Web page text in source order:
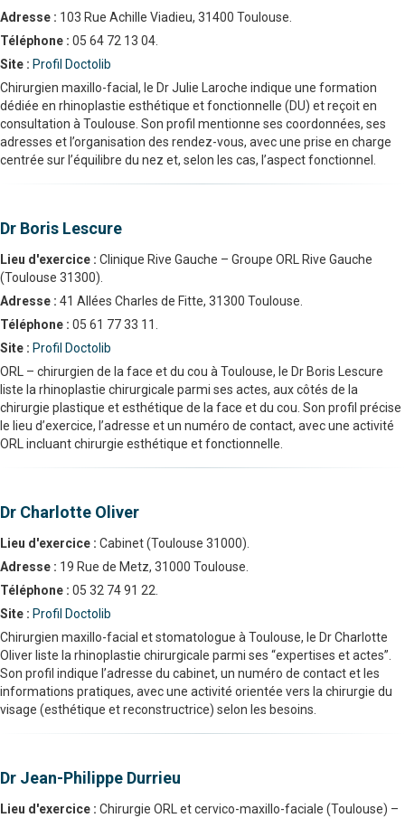
Adresse : 103 Rue Achille Viadieu, 31400 Toulouse.
Téléphone : 05 64 72 13 04.
Site : Profil Doctolib
Chirurgien maxillo-facial, le Dr Julie Laroche indique une formation
dédiée en rhinoplastie esthétique et fonctionnelle (DU) et reçoit en
consultation à Toulouse. Son profil mentionne ses coordonnées, ses
adresses et l’organisation des rendez-vous, avec une prise en charge
centrée sur l’équilibre du nez et, selon les cas, l’aspect fonctionnel.
Dr Boris Lescure
Lieu d'exercice : Clinique Rive Gauche – Groupe ORL Rive Gauche
(Toulouse 31300).
Adresse : 41 Allées Charles de Fitte, 31300 Toulouse.
Téléphone : 05 61 77 33 11.
Site : Profil Doctolib
ORL – chirurgien de la face et du cou à Toulouse, le Dr Boris Lescure
liste la rhinoplastie chirurgicale parmi ses actes, aux côtés de la
chirurgie plastique et esthétique de la face et du cou. Son profil précise
le lieu d’exercice, l’adresse et un numéro de contact, avec une activité
ORL incluant chirurgie esthétique et fonctionnelle.
Dr Charlotte Oliver
Lieu d'exercice : Cabinet (Toulouse 31000).
Adresse : 19 Rue de Metz, 31000 Toulouse.
Téléphone : 05 32 74 91 22.
Site : Profil Doctolib
Chirurgien maxillo-facial et stomatologue à Toulouse, le Dr Charlotte
Oliver liste la rhinoplastie chirurgicale parmi ses “expertises et actes”.
Son profil indique l’adresse du cabinet, un numéro de contact et les
informations pratiques, avec une activité orientée vers la chirurgie du
visage (esthétique et reconstructrice) selon les besoins.
Dr Jean-Philippe Durrieu
Lieu d'exercice : Chirurgie ORL et cervico-maxillo-faciale (Toulouse) –